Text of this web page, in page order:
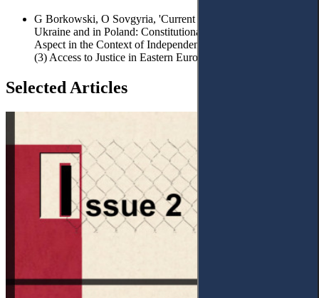
G Borkowski, O Sovgyria, 'Current Judicial Reform in
Ukraine and in Poland: Constitutional and European Legal
Aspect in the Context of Independent Judiciary' (2019) No 2
(3) Access to Justice in Eastern Europe 5-35.
Selected Articles